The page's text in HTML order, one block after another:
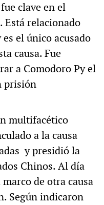
clave en el
Está relacionado
el único acusado
causa. Fue
a Comodoro Py el
prisión
multifacético
a la causa
y presidió la
Chinos. Al día
de otra causa
Según indicaron